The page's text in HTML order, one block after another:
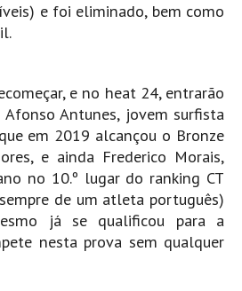
e foi eliminado, bem como
e no heat 24, entrarão
Antunes, jovem surfista
em 2019 alcançou o Bronze
e ainda Frederico Morais,
no 10.º lugar do ranking CT
de um atleta português)
já se qualificou para a
nesta prova sem qualquer